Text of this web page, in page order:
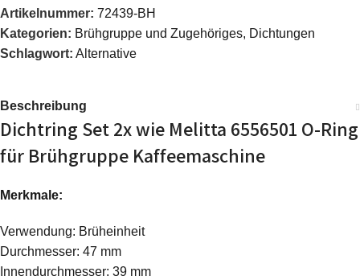
Artikelnummer: 72439-BH
Kategorien: Brühgruppe und Zugehöriges, Dichtungen
Schlagwort: Alternative
Beschreibung
Dichtring Set 2x wie Melitta 6556501 O-Ring
für Brühgruppe Kaffeemaschine
Merkmale:
Verwendung: Brüheinheit
Durchmesser: 47 mm
Innendurchmesser: 39 mm